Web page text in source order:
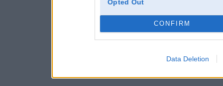
Opted Out
CONFIRM
Data Deletion